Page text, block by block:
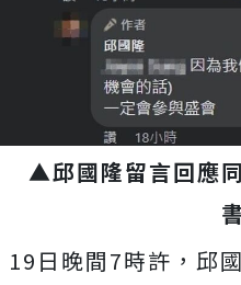
▲邱國隆留言回應
19日晚間7時許，邱